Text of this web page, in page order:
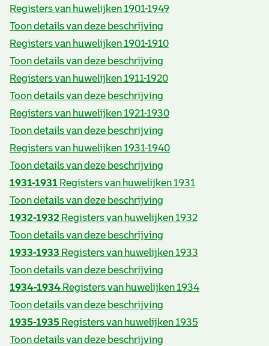
Registers van huwelijken 1901-1949
Toon details van deze beschrijving
Registers van huwelijken 1901-1910
Toon details van deze beschrijving
Registers van huwelijken 1911-1920
Toon details van deze beschrijving
Registers van huwelijken 1921-1930
Toon details van deze beschrijving
Registers van huwelijken 1931-1940
Toon details van deze beschrijving
1931-1931 Registers van huwelijken 1931
Toon details van deze beschrijving
1932-1932 Registers van huwelijken 1932
Toon details van deze beschrijving
1933-1933 Registers van huwelijken 1933
Toon details van deze beschrijving
1934-1934 Registers van huwelijken 1934
Toon details van deze beschrijving
1935-1935 Registers van huwelijken 1935
Toon details van deze beschrijving